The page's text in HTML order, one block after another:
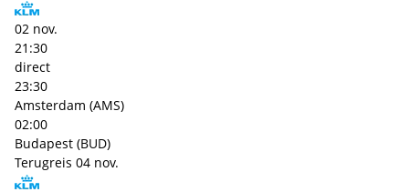
02 nov.
21:30
direct
23:30
Amsterdam (AMS)
02:00
Budapest (BUD)
Terugreis 04 nov.